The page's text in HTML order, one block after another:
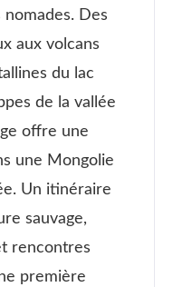
Des
aux volcans
du lac
de la vallée
offre une
une Mongolie
Un itinéraire
sauvage,
rencontres
première